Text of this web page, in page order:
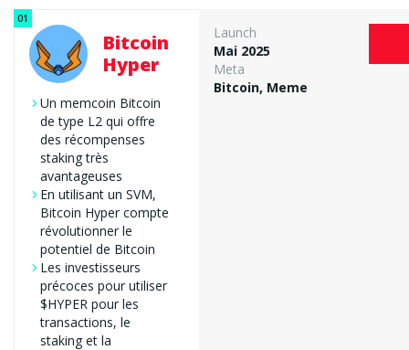
Bitcoin
Hyper
Un memcoin Bitcoin
de type L2 qui offre
des récompenses
staking très
avantageuses
En utilisant un SVM,
Bitcoin Hyper compte
révolutionner le
potentiel de Bitcoin
Les investisseurs
précoces pour utiliser
$HYPER pour les
transactions, le
staking et la
Launch
Mai 2025
Meta
Bitcoin, Meme